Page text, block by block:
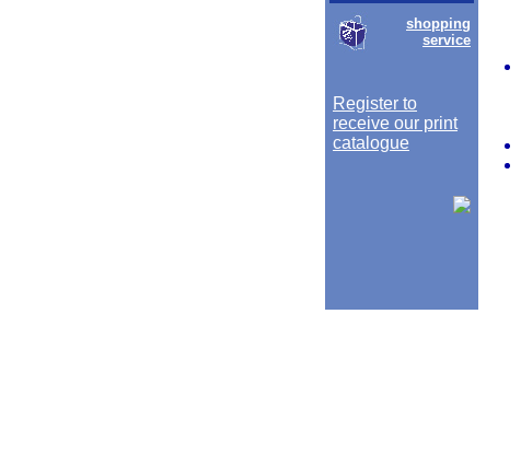
shopping
service
Register to
receive our print
catalogue